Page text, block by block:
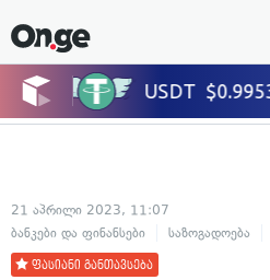
21 აპრილი 2023, 11:07
ბანკები და ფინანსები
საზოგადოება
ფასიანი განთავსება